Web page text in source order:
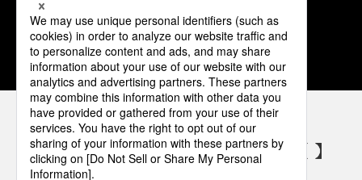
1 2 3 4 5
パナソニックの電気設備 SNSアカウント